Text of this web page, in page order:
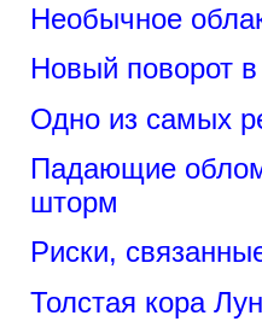
Необычное
Новый поворот
Одно из самых
Падающие
шторм
Риски,
Толстая кора